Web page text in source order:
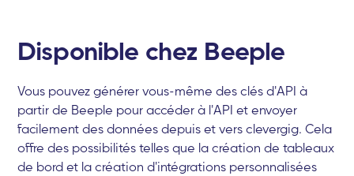
Disponible chez Beeple
Vous pouvez générer vous-même des clés d'API à
partir de Beeple pour accéder à l'API et envoyer
facilement des données depuis et vers clevergig. Cela
offre des possibilités telles que la création de tableaux
de bord et la création d'intégrations personnalisées